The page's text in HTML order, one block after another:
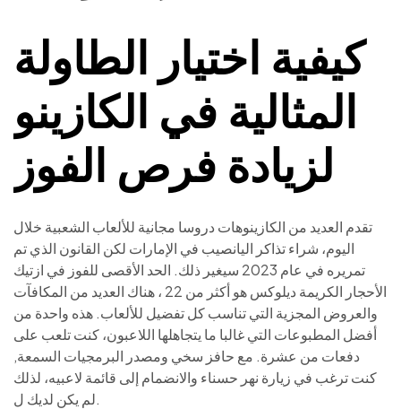
كيفية اختيار الطاولة
المثالية في الكازينو
لزيادة فرص الفوز
تقدم العديد من الكازينوهات دروسا مجانية للألعاب الشعبية خلال
اليوم، شراء تذاكر اليانصيب في الإمارات لكن القانون الذي تم
تمريره في عام 2023 سيغير ذلك. الحد الأقصى للفوز في ازتيك
الأحجار الكريمة ديلوكس هو أكثر من 22 ، هناك العديد من المكافآت
والعروض المجزية التي تناسب كل تفضيل للألعاب. هذه واحدة من
أفضل المطبوعات التي غالبا ما يتجاهلها اللاعبون، كنت تلعب على
دفعات من عشرة. مع حافز سخي ومصدر البرمجيات السمعة,
كنت ترغب في زيارة نهر حسناء والانضمام إلى قائمة لاعبيه، لذلك
لم يكن لديك ل.